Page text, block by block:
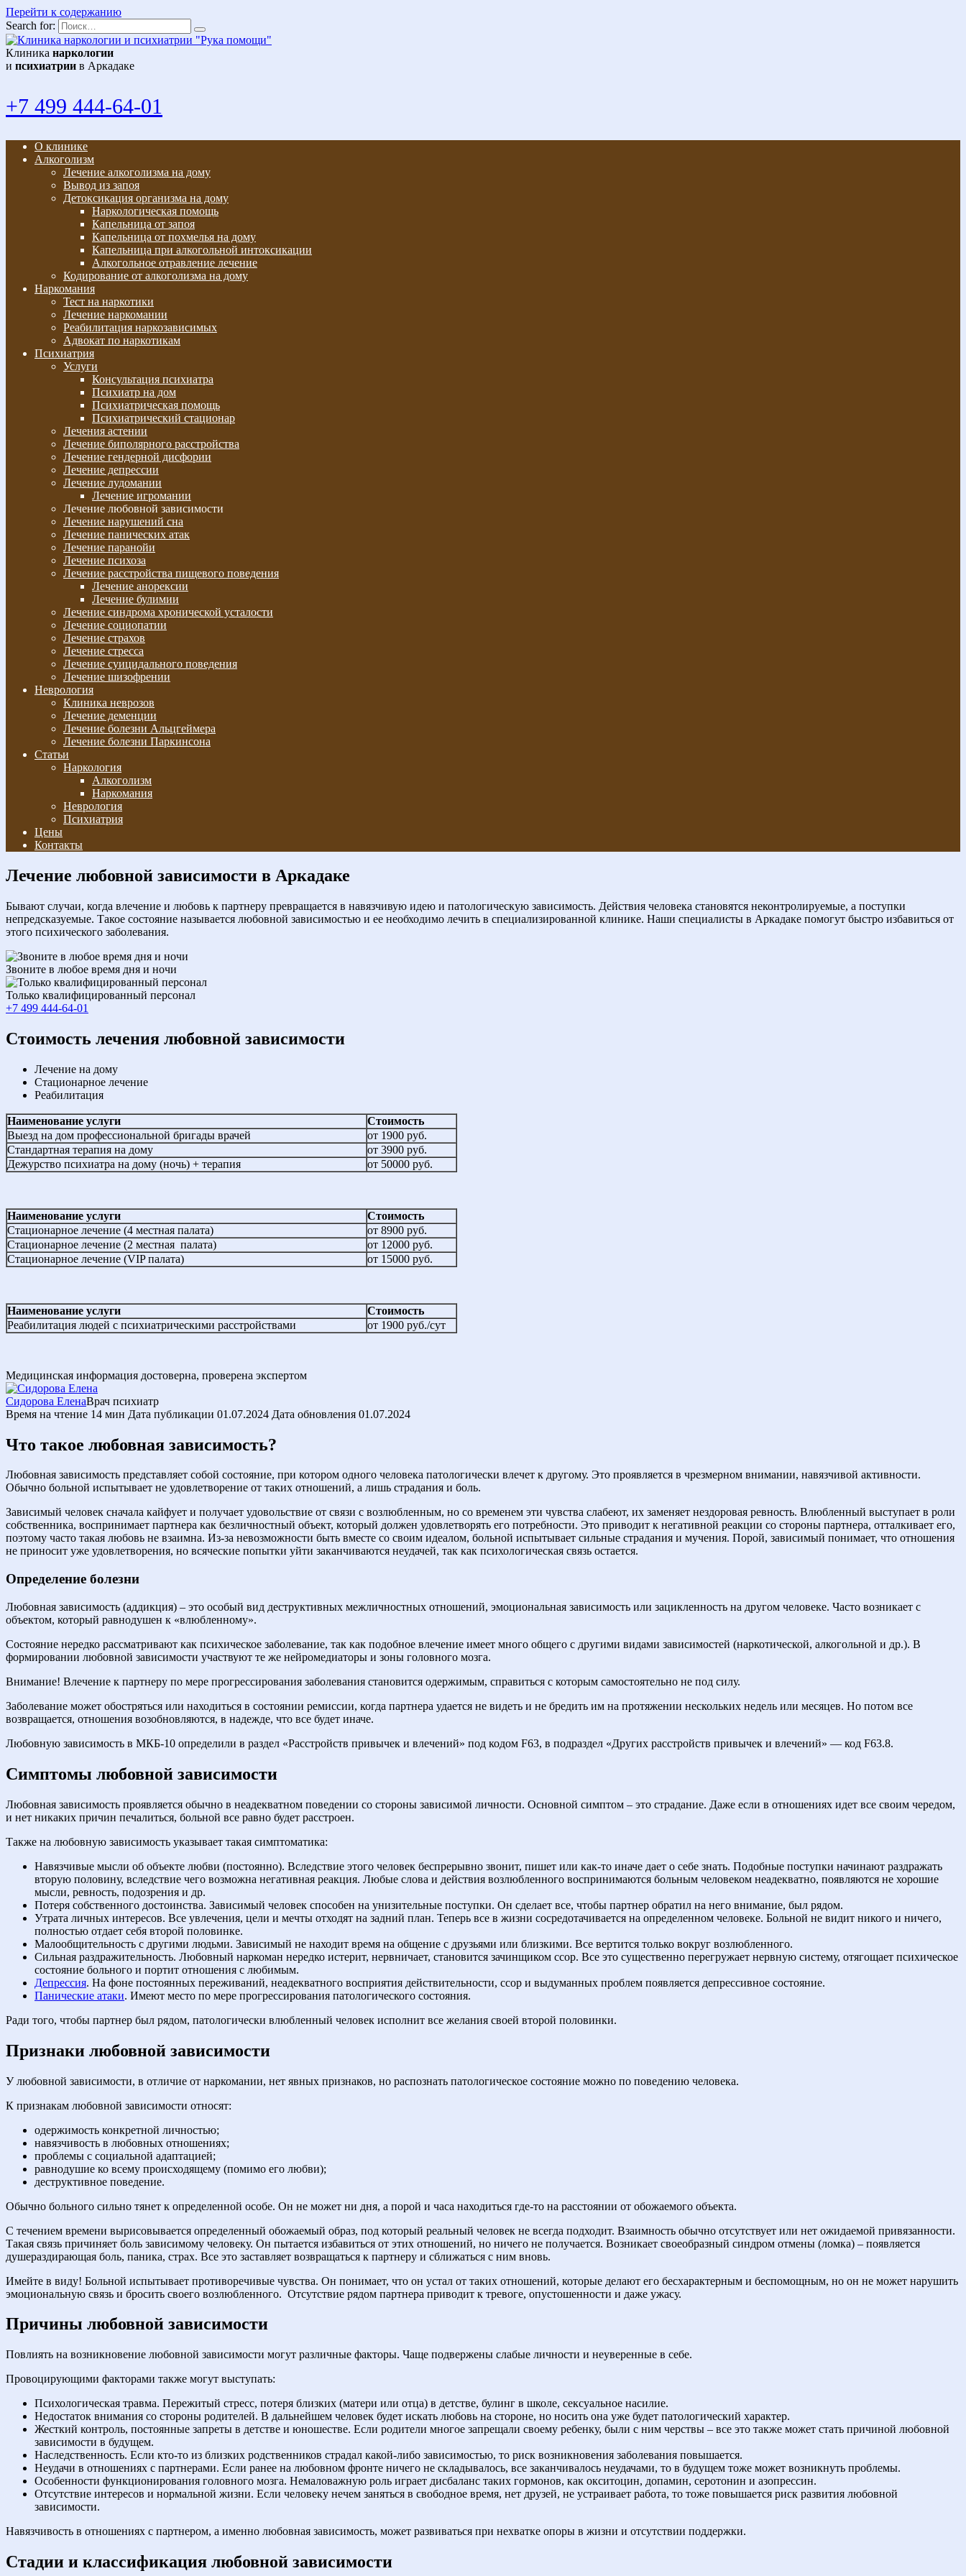
Перейти к содержанию
Search for:
Клиника наркологии
и психиатрии в Аркадаке
+7 499 444-64-01
О клинике
Алкоголизм
Лечение алкоголизма на дому
Вывод из запоя
Детоксикация организма на дому
Наркологическая помощь
Капельница от запоя
Капельница от похмелья на дому
Капельница при алкогольной интоксикации
Алкогольное отравление лечение
Кодирование от алкоголизма на дому
Наркомания
Тест на наркотики
Лечение наркомании
Реабилитация наркозависимых
Адвокат по наркотикам
Психиатрия
Услуги
Консультация психиатра
Психиатр на дом
Психиатрическая помощь
Психиатрический стационар
Лечения астении
Лечение биполярного расстройства
Лечение гендерной дисфории
Лечение депрессии
Лечение лудомании
Лечение игромании
Лечение любовной зависимости
Лечение нарушений сна
Лечение панических атак
Лечение паранойи
Лечение психоза
Лечение расстройства пищевого поведения
Лечение анорексии
Лечение булимии
Лечение синдрома хронической усталости
Лечение социопатии
Лечение страхов
Лечение стресса
Лечение суицидального поведения
Лечение шизофрении
Неврология
Клиника неврозов
Лечение деменции
Лечение болезни Альцгеймера
Лечение болезни Паркинсона
Статьи
Наркология
Алкоголизм
Наркомания
Неврология
Психиатрия
Цены
Контакты
Лечение любовной зависимости в Аркадаке
Бывают случаи, когда влечение и любовь к партнеру превращается в навязчивую идею и патологическую зависимость. Действия человека становятся неконтролируемые, а поступки
непредсказуемые. Такое состояние называется любовной зависимостью и ее необходимо лечить в специализированной клинике. Наши специалисты в Аркадаке помогут быстро избавиться от
этого психического заболевания.
Звоните в любое время дня и ночи
Только квалифицированный персонал
+7 499 444-64-01
Cтоимость лечения любовной зависимости
Лечение на дому
Стационарное лечение
Реабилитация
Наименование услуги
Стоимость
Выезд на дом профессиональной бригады врачей
от 1900 руб.
Стандартная терапия на дому
от 3900 руб.
Дежурство психиатра на дому (ночь) + терапия
от 50000 руб.
Наименование услуги
Стоимость
Стационарное лечение (4 местная палата)
от 8900 руб.
Стационарное лечение (2 местная палата)
от 12000 руб.
Стационарное лечение (VIP палата)
от 15000 руб.
Наименование услуги
Стоимость
Реабилитация людей с психиатрическими расстройствами
от 1900 руб./сут
Медицинская информация достоверна, проверена экспертом
Сидорова ЕленаВрач психиатр
Время на чтение 14 мин Дата публикации 01.07.2024 Дата обновления 01.07.2024
Что такое любовная зависимость?
Любовная зависимость представляет собой состояние, при котором одного человека патологически влечет к другому. Это проявляется в чрезмерном внимании, навязчивой активности.
Обычно больной испытывает не удовлетворение от таких отношений, а лишь страдания и боль.
Зависимый человек сначала кайфует и получает удовольствие от связи с возлюбленным, но со временем эти чувства слабеют, их заменяет нездоровая ревность. Влюбленный выступает в роли
собственника, воспринимает партнера как безличностный объект, который должен удовлетворять его потребности. Это приводит к негативной реакции со стороны партнера, отталкивает его,
поэтому часто такая любовь не взаимна. Из-за невозможности быть вместе со своим идеалом, больной испытывает сильные страдания и мучения. Порой, зависимый понимает, что отношения
не приносит уже удовлетворения, но всяческие попытки уйти заканчиваются неудачей, так как психологическая связь остается.
Определение болезни
Любовная зависимость (аддикция) – это особый вид деструктивных межличностных отношений, эмоциональная зависимость или зацикленность на другом человеке. Часто возникает с
объектом, который равнодушен к «влюбленному».
Состояние нередко рассматривают как психическое заболевание, так как подобное влечение имеет много общего с другими видами зависимостей (наркотической, алкогольной и др.). В
формировании любовной зависимости участвуют те же нейромедиаторы и зоны головного мозга.
Внимание! Влечение к партнеру по мере прогрессирования заболевания становится одержимым, справиться с которым самостоятельно не под силу.
Заболевание может обостряться или находиться в состоянии ремиссии, когда партнера удается не видеть и не бредить им на протяжении нескольких недель или месяцев. Но потом все
возвращается, отношения возобновляются, в надежде, что все будет иначе.
Любовную зависимость в МКБ-10 определили в раздел «Расстройств привычек и влечений» под кодом F63, в подраздел «Других расстройств привычек и влечений» — код F63.8.
Симптомы любовной зависимости
Любовная зависимость проявляется обычно в неадекватном поведении со стороны зависимой личности. Основной симптом – это страдание. Даже если в отношениях идет все своим чередом,
и нет никаких причин печалиться, больной все равно будет расстроен.
Также на любовную зависимость указывает такая симптоматика:
Навязчивые мысли об объекте любви (постоянно). Вследствие этого человек беспрерывно звонит, пишет или как-то иначе дает о себе знать. Подобные поступки начинают раздражать
вторую половину, вследствие чего возможна негативная реакция. Любые слова и действия возлюбленного воспринимаются больным человеком неадекватно, появляются не хорошие
мысли, ревность, подозрения и др.
Потеря собственного достоинства. Зависимый человек способен на унизительные поступки. Он сделает все, чтобы партнер обратил на него внимание, был рядом.
Утрата личных интересов. Все увлечения, цели и мечты отходят на задний план. Теперь все в жизни сосредотачивается на определенном человеке. Больной не видит никого и ничего,
полностью отдает себя второй половинке.
Малообщительность с другими людьми. Зависимый не находит время на общение с друзьями или близкими. Все вертится только вокруг возлюбленного.
Сильная раздражительность. Любовный наркоман нередко истерит, нервничает, становится зачинщиком ссор. Все это существенно перегружает нервную систему, отягощает психическое
состояние больного и портит отношения с любимым.
Депрессия. На фоне постоянных переживаний, неадекватного восприятия действительности, ссор и выдуманных проблем появляется депрессивное состояние.
Панические атаки. Имеют место по мере прогрессирования патологического состояния.
Ради того, чтобы партнер был рядом, патологически влюбленный человек исполнит все желания своей второй половинки.
Признаки любовной зависимости
У любовной зависимости, в отличие от наркомании, нет явных признаков, но распознать патологическое состояние можно по поведению человека.
К признакам любовной зависимости относят:
одержимость конкретной личностью;
навязчивость в любовных отношениях;
проблемы с социальной адаптацией;
равнодушие ко всему происходящему (помимо его любви);
деструктивное поведение.
Обычно больного сильно тянет к определенной особе. Он не может ни дня, а порой и часа находиться где-то на расстоянии от обожаемого объекта.
С течением времени вырисовывается определенный обожаемый образ, под который реальный человек не всегда подходит. Взаимность обычно отсутствует или нет ожидаемой привязанности.
Такая связь причиняет боль зависимому человеку. Он пытается избавиться от этих отношений, но ничего не получается. Возникает своеобразный синдром отмены (ломка) – появляется
душераздирающая боль, паника, страх. Все это заставляет возвращаться к партнеру и сближаться с ним вновь.
Имейте в виду! Больной испытывает противоречивые чувства. Он понимает, что он устал от таких отношений, которые делают его бесхарактерным и беспомощным, но он не может нарушить
эмоциональную связь и бросить своего возлюбленного. Отсутствие рядом партнера приводит к тревоге, опустошенности и даже ужасу.
Причины любовной зависимости
Повлиять на возникновение любовной зависимости могут различные факторы. Чаще подвержены слабые личности и неуверенные в себе.
Провоцирующими факторами также могут выступать:
Психологическая травма. Пережитый стресс, потеря близких (матери или отца) в детстве, булинг в школе, сексуальное насилие.
Недостаток внимания со стороны родителей. В дальнейшем человек будет искать любовь на стороне, но носить она уже будет патологический характер.
Жесткий контроль, постоянные запреты в детстве и юношестве. Если родители многое запрещали своему ребенку, были с ним черствы – все это также может стать причиной любовной
зависимости в будущем.
Наследственность. Если кто-то из близких родственников страдал какой-либо зависимостью, то риск возникновения заболевания повышается.
Неудачи в отношениях с партнерами. Если ранее на любовном фронте ничего не складывалось, все заканчивалось неудачами, то в будущем тоже может возникнуть проблемы.
Особенности функционирования головного мозга. Немаловажную роль играет дисбаланс таких гормонов, как окситоцин, допамин, серотонин и азопрессин.
Отсутствие интересов и нормальной жизни. Если человеку нечем заняться в свободное время, нет друзей, не устраивает работа, то тоже повышается риск развития любовной
зависимости.
Навязчивость в отношениях с партнером, а именно любовная зависимость, может развиваться при нехватке опоры в жизни и отсутствии поддержки.
Стадии и классификация любовной зависимости